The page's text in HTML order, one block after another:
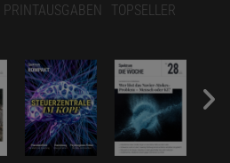
PRINTAUSGABEN TOPSELLER